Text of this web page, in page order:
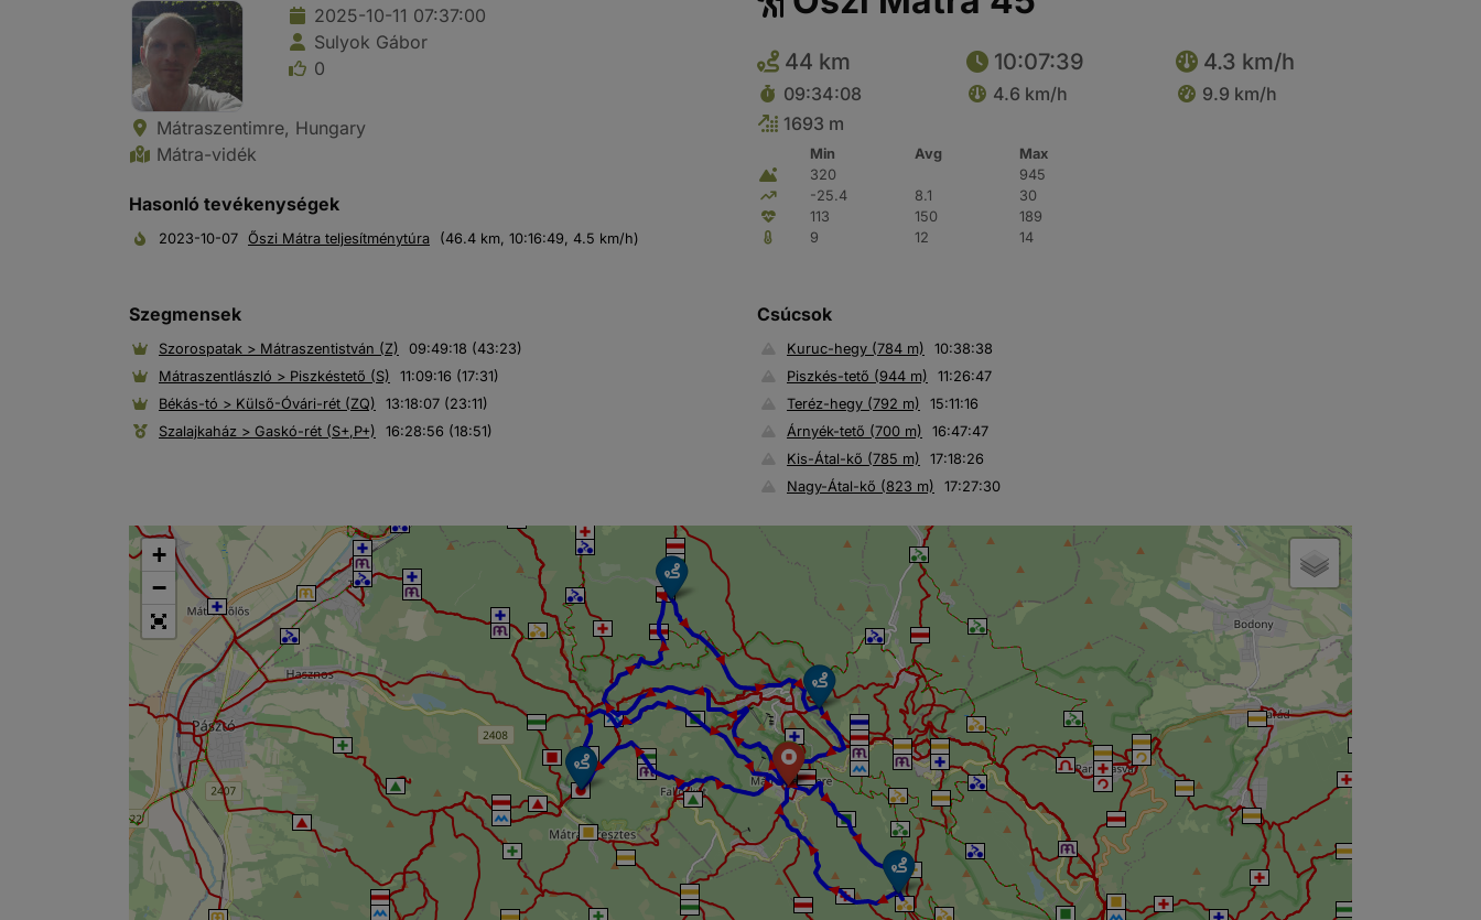
2025-10-11 07:37:00
Sulyok Gábor
0
Mátraszentimre, Hungary
Mátra-vidék
Hasonló tevékenységek
2023-10-07 Őszi Mátra teljesítménytúra (46.4 km, 10:16:49, 4.5 km/h)
44 km 10:07:39 4.3 km/h
09:34:08 4.6 km/h
9.9 km/h
1693 m
Min Avg
Max
320
945
-25.4
8.1
30
113
150
189
9
12 14
Szegmensek
Szorospatak > Mátraszentistván (Z)
09:49:18 (43:23)
Mátraszentlászló > Piszkéstető (S)
11:09:16 (17:31)
Békás-tó > Külső-Óvári-rét (ZQ)
13:18:07 (23:11)
Szalajkaház > Gaskó-rét (S+,P+)
16:28:56 (18:51)
Csúcsok
Kuruc-hegy (784 m)
10:38:38
Piszkés-tető (944 m)
11:26:47
Teréz-hegy (792 m)
15:11:16
Árnyék-tető (700 m)
16:47:47
Kis-Átal-kő (785 m)
17:18:26
Nagy-Átal-kő (823 m)
17:27:30
► ► ► ► ► ► ► ► ► ► ► ► ► ► ► ► ► ► ► ► ► ► ► ► ► ► ► ► ► ► ► ► ► ► ►
+
−